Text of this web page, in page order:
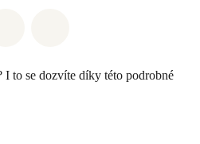
to se dozvíte díky této podrobné